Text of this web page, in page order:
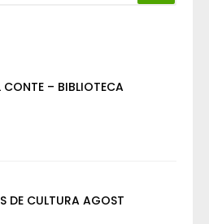
CONTE – BIBLIOTECA
DE CULTURA AGOST